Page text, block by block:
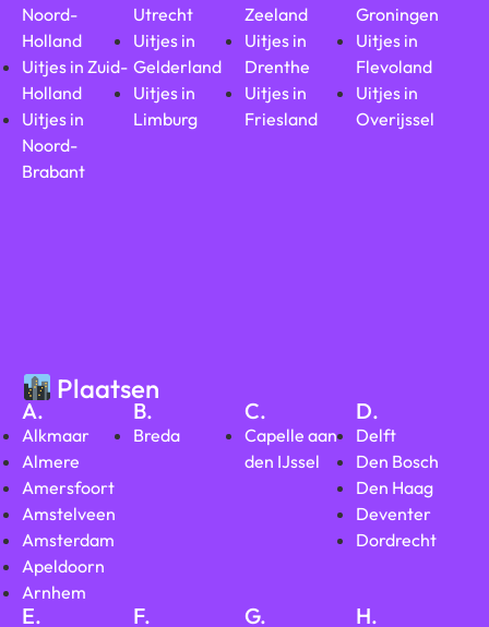
Noord-
Holland
Uitjes in Zuid-
Holland
Uitjes in
Noord-
Brabant
Utrecht
Uitjes in
Gelderland
Uitjes in
Limburg
Zeeland
Uitjes in
Drenthe
Uitjes in
Friesland
Groningen
Uitjes in
Flevoland
Uitjes in
Overijssel
Plaatsen
A.
Alkmaar
Almere
Amersfoort
Amstelveen
Amsterdam
Apeldoorn
Arnhem
B.
Breda
C.
Capelle aan
den IJssel
D.
Delft
Den Bosch
Den Haag
Deventer
Dordrecht
E. F. G. H.